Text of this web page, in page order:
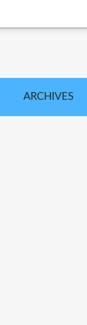
ARCHIVES